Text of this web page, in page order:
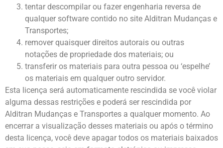
tentar descompilar ou fazer engenharia reversa de
qualquer software contido no site Alditran Mudanças e
Transportes;
remover quaisquer direitos autorais ou outras
notações de propriedade dos materiais; ou
transferir os materiais para outra pessoa ou ‘espelhe’
os materiais em qualquer outro servidor.
Esta licença será automaticamente rescindida se você violar
alguma dessas restrições e poderá ser rescindida por
Alditran Mudanças e Transportes a qualquer momento. Ao
encerrar a visualização desses materiais ou após o término
desta licença, você deve apagar todos os materiais baixados